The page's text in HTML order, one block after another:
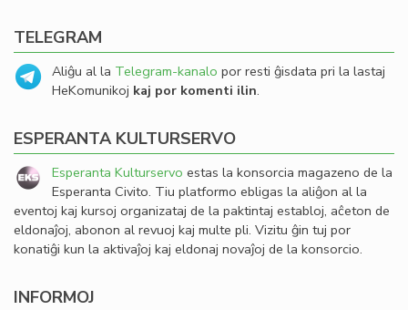
TELEGRAM
Aliĝu al la Telegram-kanalo por resti ĝisdata pri la lastaj
HeKomunikoj kaj por komenti ilin.
ESPERANTA KULTURSERVO
Esperanta Kulturservo estas la konsorcia magazeno de la
Esperanta Civito. Tiu platformo ebligas la aliĝon al la
eventoj kaj kursoj organizataj de la paktintaj establoj, aĉeton de
eldonaĵoj, abonon al revuoj kaj multe pli. Vizitu ĝin tuj por
konatiĝi kun la aktivaĵoj kaj eldonaj novaĵoj de la konsorcio.
INFORMOJ